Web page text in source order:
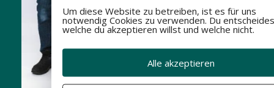
Um diese Website zu betreiben, ist es für uns
notwendig Cookies zu verwenden. Du
welche du akzeptieren willst und welche nicht.
Alle akzeptieren